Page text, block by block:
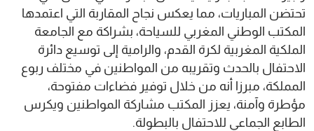
تحتضن المباريات، مما يعكس نجاح المقاربة التي اعتمدها
المكتب الوطني المغربي للسياحة، بشراكة مع الجامعة
الملكية المغربية لكرة القدم، والرامية إلى توسيع دائرة
الاحتفال بالحدث وتقريبه من المواطنين في مختلف ربوع
المملكة، مبرزا أنه من خلال توفير فضاءات مفتوحة،
مؤطرة وآمنة، يعزز المكتب مشاركة المواطنين ويكرس
الطابع الجماعي للاحتفال بالبطولة.